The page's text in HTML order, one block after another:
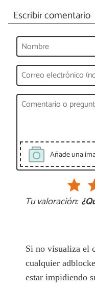
Escribir comentario
Añade una
Tu valoración:
Si no visualiza el
cualquier
estar impidiendo